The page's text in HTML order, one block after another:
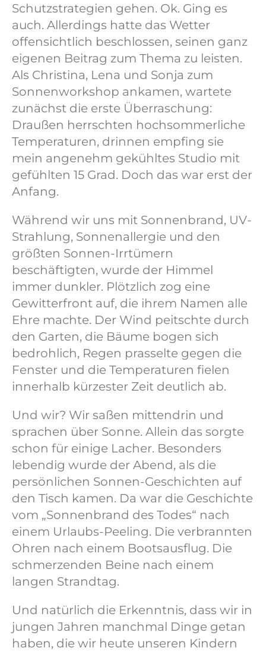
Schutzstrategien gehen. Ok. Ging es
auch. Allerdings hatte das Wetter
offensichtlich beschlossen, seinen ganz
eigenen Beitrag zum Thema zu leisten.
Als Christina, Lena und Sonja zum
Sonnenworkshop ankamen, wartete
zunächst die erste Überraschung:
Draußen herrschten hochsommerliche
Temperaturen, drinnen empfing sie
mein angenehm gekühltes Studio mit
gefühlten 15 Grad. Doch das war erst der
Anfang.
Während wir uns mit Sonnenbrand, UV-
Strahlung, Sonnenallergie und den
größten Sonnen-Irrtümern
beschäftigten, wurde der Himmel
immer dunkler. Plötzlich zog eine
Gewitterfront auf, die ihrem Namen alle
Ehre machte. Der Wind peitschte durch
den Garten, die Bäume bogen sich
bedrohlich, Regen prasselte gegen die
Fenster und die Temperaturen fielen
innerhalb kürzester Zeit deutlich ab.
Und wir? Wir saßen mittendrin und
sprachen über Sonne. Allein das sorgte
schon für einige Lacher. Besonders
lebendig wurde der Abend, als die
persönlichen Sonnen-Geschichten auf
den Tisch kamen. Da war die Geschichte
vom „Sonnenbrand des Todes“ nach
einem Urlaubs-Peeling. Die verbrannten
Ohren nach einem Bootsausflug. Die
schmerzenden Beine nach einem
langen Strandtag.
Und natürlich die Erkenntnis, dass wir in
jungen Jahren manchmal Dinge getan
haben, die wir heute unseren Kindern